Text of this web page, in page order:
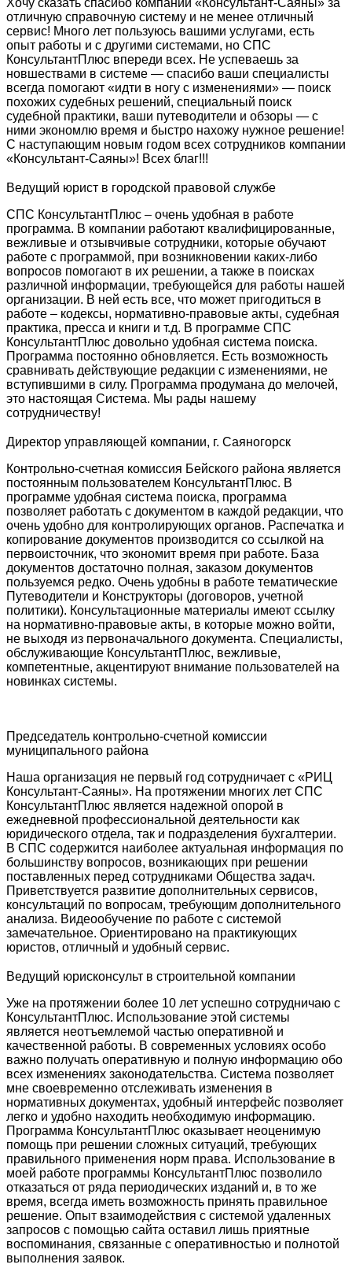
Хочу сказать спасибо компании «Консультант-Саяны» за
отличную справочную систему и не менее отличный
сервис! Много лет пользуюсь вашими услугами, есть
опыт работы и с другими системами, но СПС
КонсультантПлюс впереди всех. Не успеваешь за
новшествами в системе — спасибо ваши специалисты
всегда помогают «идти в ногу с изменениями» — поиск
похожих судебных решений, специальный поиск
судебной практики, ваши путеводители и обзоры — с
ними экономлю время и быстро нахожу нужное решение!
С наступающим новым годом всех сотрудников компании
«Консультант-Саяны»! Всех благ!!!
Ведущий юрист в городской правовой службе
СПС КонсультантПлюс – очень удобная в работе
программа. В компании работают квалифицированные,
вежливые и отзывчивые сотрудники, которые обучают
работе с программой, при возникновении каких-либо
вопросов помогают в их решении, а также в поисках
различной информации, требующейся для работы нашей
организации. В ней есть все, что может пригодиться в
работе – кодексы, нормативно-правовые акты, судебная
практика, пресса и книги и т.д. В программе СПС
КонсультантПлюс довольно удобная система поиска.
Программа постоянно обновляется. Есть возможность
сравнивать действующие редакции с изменениями, не
вступившими в силу. Программа продумана до мелочей,
это настоящая Система. Мы рады нашему
сотрудничеству!
Директор управляющей компании, г. Саяногорск
Контрольно-счетная комиссия Бейского района является
постоянным пользователем КонсультантПлюс. В
программе удобная система поиска, программа
позволяет работать с документом в каждой редакции, что
очень удобно для контролирующих органов. Распечатка и
копирование документов производится со ссылкой на
первоисточник, что экономит время при работе. База
документов достаточно полная, заказом документов
пользуемся редко. Очень удобны в работе тематические
Путеводители и Конструкторы (договоров, учетной
политики). Консультационные материалы имеют ссылку
на нормативно-правовые акты, в которые можно войти,
не выходя из первоначального документа. Специалисты,
обслуживающие КонсультантПлюс, вежливые,
компетентные, акцентируют внимание пользователей на
новинках системы.
Председатель контрольно-счетной комиссии
муниципального района
Наша организация не первый год сотрудничает с «РИЦ
Консультант-Саяны». На протяжении многих лет СПС
КонсультантПлюс является надежной опорой в
ежедневной профессиональной деятельности как
юридического отдела, так и подразделения бухгалтерии.
В СПС содержится наиболее актуальная информация по
большинству вопросов, возникающих при решении
поставленных перед сотрудниками Общества задач.
Приветствуется развитие дополнительных сервисов,
консультаций по вопросам, требующим дополнительного
анализа. Видеообучение по работе с системой
замечательное. Ориентировано на практикующих
юристов, отличный и удобный сервис.
Ведущий юрисконсульт в строительной компании
Уже на протяжении более 10 лет успешно сотрудничаю с
КонсультантПлюс. Использование этой системы
является неотъемлемой частью оперативной и
качественной работы. В современных условиях особо
важно получать оперативную и полную информацию обо
всех изменениях законодательства. Система позволяет
мне своевременно отслеживать изменения в
нормативных документах, удобный интерфейс позволяет
легко и удобно находить необходимую информацию.
Программа КонсультантПлюс оказывает неоценимую
помощь при решении сложных ситуаций, требующих
правильного применения норм права. Использование в
моей работе программы КонсультантПлюс позволило
отказаться от ряда периодических изданий и, в то же
время, всегда иметь возможность принять правильное
решение. Опыт взаимодействия с системой удаленных
запросов с помощью сайта оставил лишь приятные
воспоминания, связанные с оперативностью и полнотой
выполнения заявок.